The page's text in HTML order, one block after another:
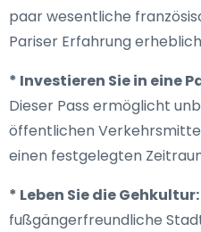
paar wesentliche
Pariser Erfahrung
* Investieren Sie in eine
Dieser Pass ermöglicht
öffentlichen
einen festgelegten
* Leben Sie die Gehkultur:
fußgängerfreundliche